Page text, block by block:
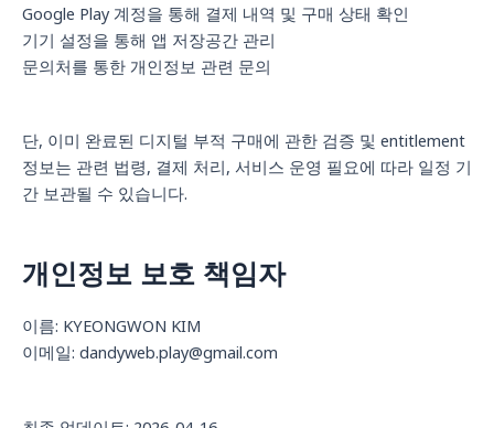
Google Play 계정을 통해 결제 내역 및 구매 상태 확인
기기 설정을 통해 앱 저장공간 관리
문의처를 통한 개인정보 관련 문의
단, 이미 완료된 디지털 부적 구매에 관한 검증 및 entitlement
정보는 관련 법령, 결제 처리, 서비스 운영 필요에 따라 일정 기
간 보관될 수 있습니다.
개인정보 보호 책임자
이름: KYEONGWON KIM
이메일: dandyweb.play@gmail.com